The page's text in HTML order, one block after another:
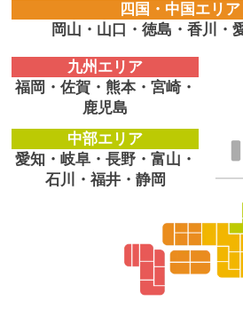
四国・中国エリア
岡山・山口・徳島・香川・
九州エリア
福岡・佐賀・熊本・宮崎・
鹿児島
中部エリア
愛知・岐阜・長野・富山・
石川・福井・静岡